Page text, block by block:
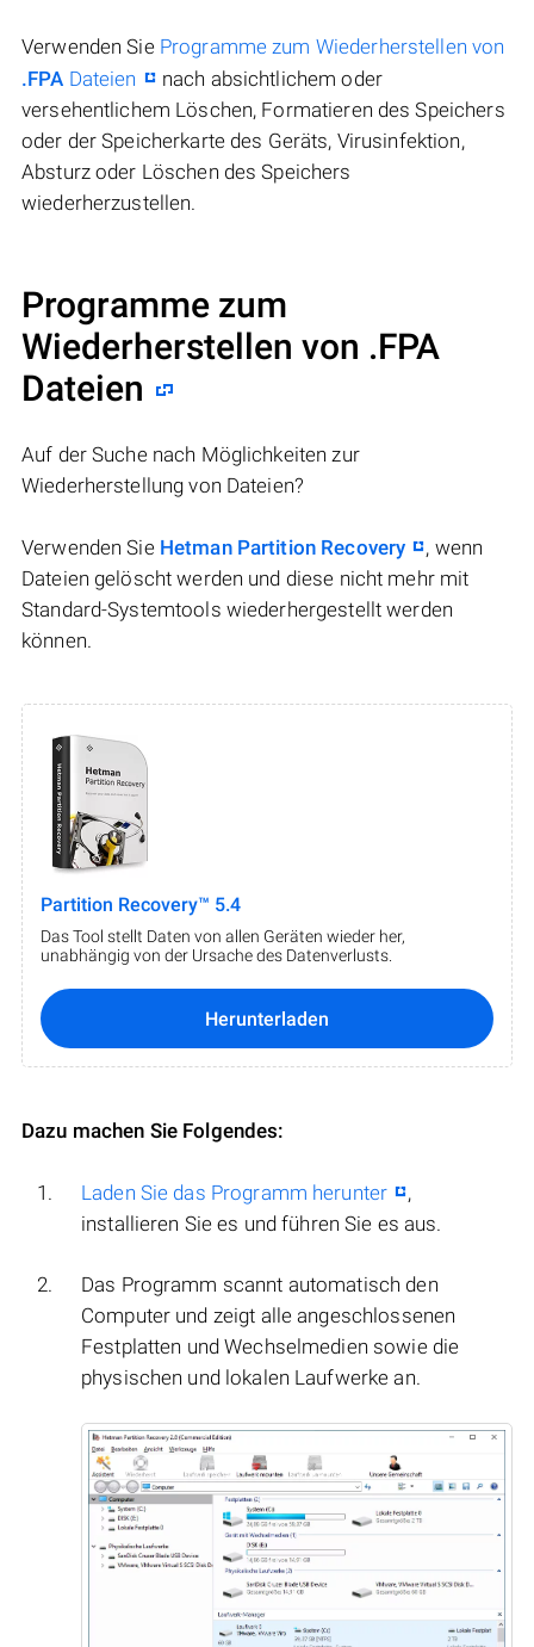
Verwenden Sie Programme zum Wiederherstellen von
.FPA Dateien
nach absichtlichem oder
versehentlichem Löschen, Formatieren des Speichers
oder der Speicherkarte des Geräts, Virusinfektion,
Absturz oder Löschen des Speichers
wiederherzustellen.
Programme zum
Wiederherstellen von .FPA
Dateien
Auf der Suche nach Möglichkeiten zur
Wiederherstellung von Dateien?
Verwenden Sie Hetman Partition Recovery
, wenn
Dateien gelöscht werden und diese nicht mehr mit
Standard-Systemtools wiederhergestellt werden
können.
Partition Recovery™ 5.4
Das Tool stellt Daten von allen Geräten wieder her,
unabhängig von der Ursache des Datenverlusts.
Herunterladen
Dazu machen Sie Folgendes:
Laden Sie das Programm herunter
,
installieren Sie es und führen Sie es aus.
Das Programm scannt automatisch den
Computer und zeigt alle angeschlossenen
Festplatten und Wechselmedien sowie die
physischen und lokalen Laufwerke an.